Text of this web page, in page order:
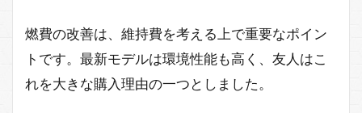
燃費の改善は、維持費を考える上で重要なポイン
トです。最新モデルは環境性能も高く、友人はこ
れを大きな購入理由の一つとしました。